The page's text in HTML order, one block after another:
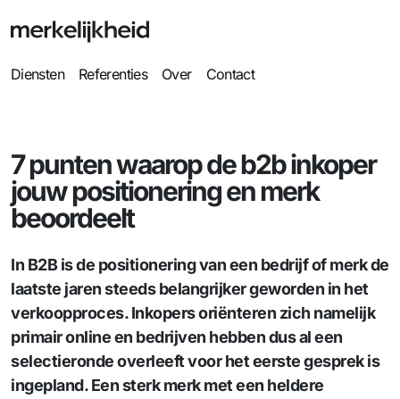
Diensten Referenties Over Contact
7 punten waarop de b2b inkoper
jouw positionering en merk
beoordeelt
In B2B is de positionering van een bedrijf of merk de
laatste jaren steeds belangrijker geworden in het
verkoopproces. Inkopers oriënteren zich namelijk
primair online en bedrijven hebben dus al een
selectieronde overleeft voor het eerste gesprek is
ingepland. Een sterk merk met een heldere